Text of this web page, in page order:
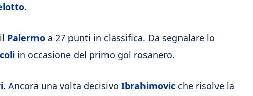
.
Palermo a 27 punti in classifica. Da segnalare lo
in occasione del primo gol rosanero.
. Ancora una volta decisivo Ibrahimovic che risolve la